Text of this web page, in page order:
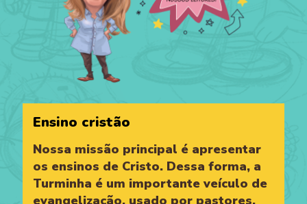
Ensino cristão
Nossa missão principal é apresentar
os ensinos de Cristo. Dessa forma, a
Turminha é um importante veículo de
evangelização, usado por pastores,